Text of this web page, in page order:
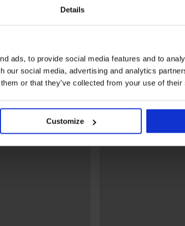
Details
ads, to provide social media features and to
our social media, advertising and analytics
or that they’ve collected from your use of
Customize
Bardot vystužená
53,99 €
Podprsenka
Grace New
49,99 €
Objavte podobné kúsky